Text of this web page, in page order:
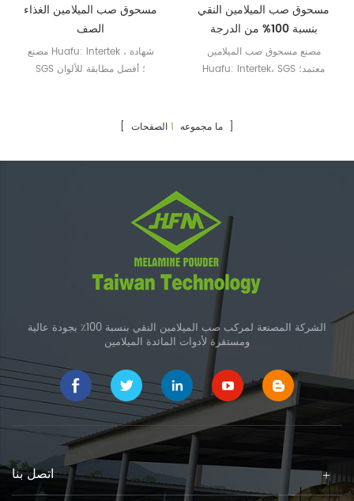
مسحوق صب الميلامين الغذاء
الصف
مصنع Huafu: Intertek ، شهادة
SGS ؛ أفضل مطابقة للألوان
مسحوق صب الميلامين النقي
بنسبة 100% من الدرجة
الغذائية
مصنع مسحوق صب الميلامين
Huafu: Intertek، SGS معتمد؛
[ ما مجموعه 1 الصفحات ]
الشركة المصنعة لمركب صب الميلامين النقي بنسبة 100٪ بجودة عالية
ومستقرة لأدوات المائدة الميلامين
اتصل بنا